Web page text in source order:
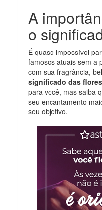
A
o
É quase impossível
famosos atuais sem a
com sua fragrância,
significado das flores
para você, mas saiba
seu encantamento
seu objetivo.